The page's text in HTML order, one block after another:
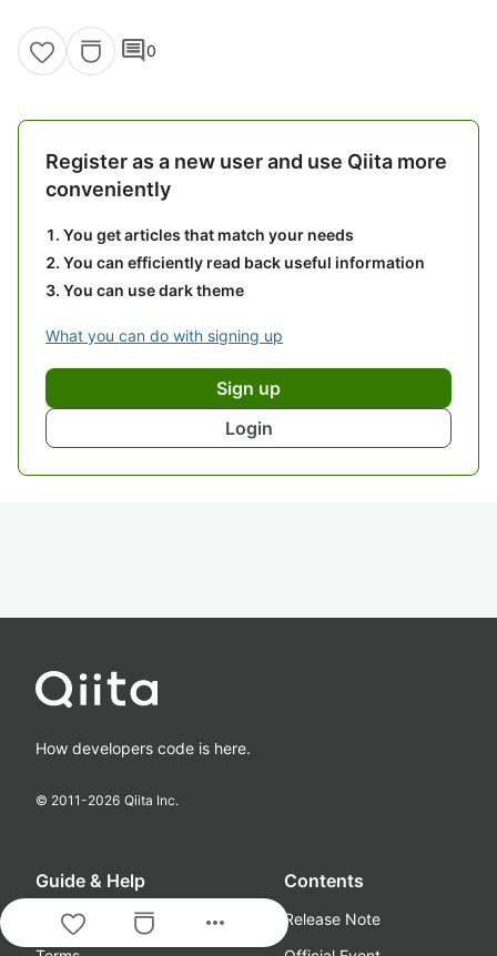
comment0
Register as a new user and use Qiita more
conveniently
You get articles that match your needs
You can efficiently read back useful information
You can use dark theme
What you can do with signing up
Sign up
Login
more_horiz
How developers code is here.
© 2011-2026 Qiita Inc.
Guide & Help
About
Contents
Release Note